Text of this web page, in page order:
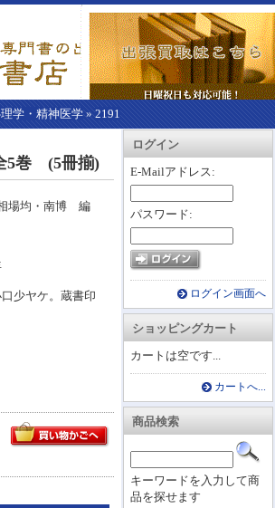
学・精神医学 » 2191
カートを見る
ログイン
E-Mailアドレス:
パスワード:
ログイン画面へ
ショッピングカート
カートは空です...
カートへ...
商品検索
キーワードを入力して商
品を探せます
5巻 (5冊揃)
場均・南博 編
少ヤケ。蔵書印